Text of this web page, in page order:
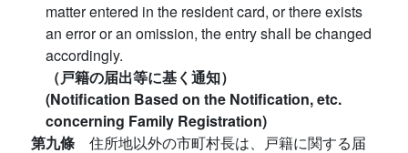
matter entered in the resident card, or there exists
an error or an omission, the entry shall be changed
accordingly.
（戸籍の届出等に基く通知）
(Notification Based on the Notification, etc.
concerning Family Registration)
第九條 住所地以外の市町村長は、戸籍に関する届